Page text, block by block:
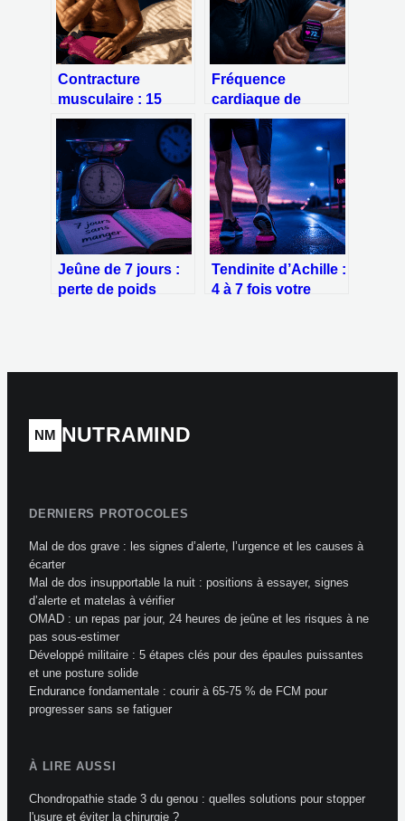
Contracture
musculaire : 15
minutes de chaud
ou de froid pour
stopper la douleur
Fréquence
cardiaque de
récupération :
pourquoi une
baisse inférieure à
12 battements par
minute est un
signal d’alerte
Jeûne de 7 jours :
perte de poids
Tendinite d’Achille :
4 à 7 fois votre
NM NUTRAMIND
DERNIERS PROTOCOLES
Mal de dos grave : les signes d’alerte, l’urgence et les causes à
écarter
Mal de dos insupportable la nuit : positions à essayer, signes
d’alerte et matelas à vérifier
OMAD : un repas par jour, 24 heures de jeûne et les risques à ne
pas sous-estimer
Développé militaire : 5 étapes clés pour des épaules puissantes
et une posture solide
Endurance fondamentale : courir à 65-75 % de FCM pour
progresser sans se fatiguer
À LIRE AUSSI
Chondropathie stade 3 du genou : quelles solutions pour stopper
l'usure et éviter la chirurgie ?